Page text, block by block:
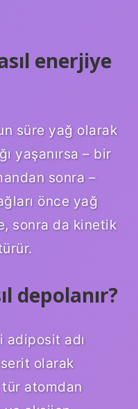
enerjiye
süre yağ olarak
yaşanırsa – bir
sonra –
önce yağ
sonra da kinetik
depolanır?
adı
olarak
atomdan